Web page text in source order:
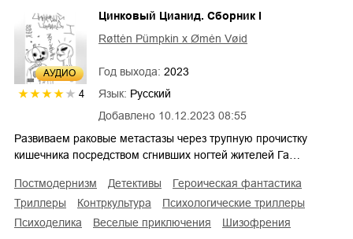
AУДИО
4
Добавлено 10.12.2023 08:55
Цинковый Цианид. Сборник I
Røttėn Pümpkin x Ømėn Vøid
Год выхода: 2023
Язык: Русский
Развиваем раковые метастазы через трупную прочистку
кишечника посредством сгнивших ногтей жителей Га…
постмодернизм детективы
героическая фантастика
триллеры
контркультура
психологические триллеры
психоделика
веселые приключения шизофрения